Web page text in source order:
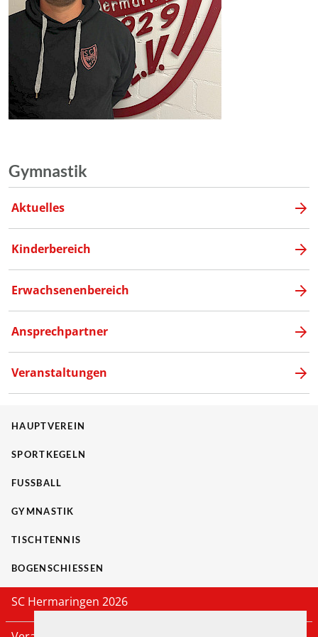
Gymnastik
Aktuelles
Kinderbereich
Erwachsenenbereich
Ansprechpartner
Veranstaltungen
HAUPTVEREIN
SPORTKEGELN
FUSSBALL
GYMNASTIK
TISCHTENNIS
BOGENSCHIESSEN
SC Hermaringen 2026